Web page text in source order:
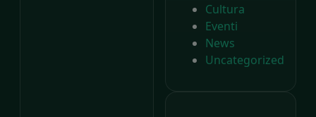
Cultura
Eventi
News
Uncategorized